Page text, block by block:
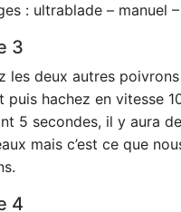
: ultrablade – manuel –
3
les deux autres
puis hachez en vitesse
5 secondes, il y aura
mais c’est ce que
4